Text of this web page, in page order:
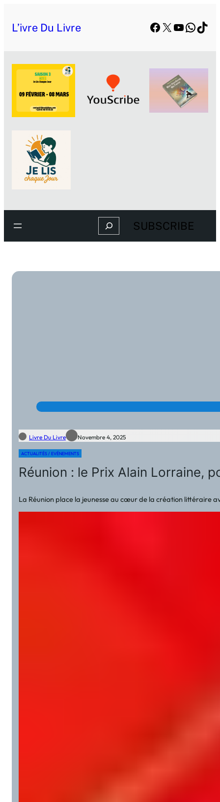
L’ivre Du Livre Facebook
X YouTube
Search SUBSCRIBE
Livre Du Livre Novembre 4, 2025
ACTUALITÉS / EVÉNEMENTS
Réunion : le Prix Alain Lorraine,
La Réunion place la jeunesse au cœur de la création littéraire